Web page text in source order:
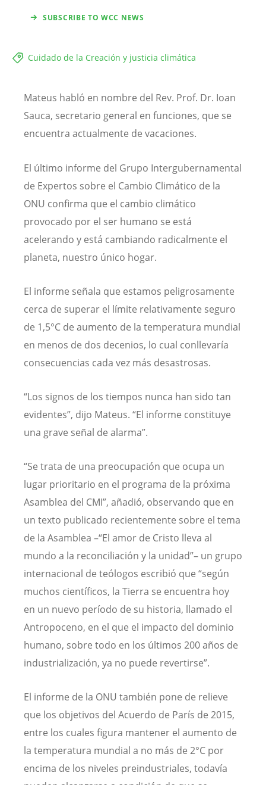
SUBSCRIBE TO WCC NEWS
Cuidado de la Creación y justicia climática
Mateus habló en nombre del Rev. Prof. Dr. Ioan
Sauca, secretario general en funciones, que se
encuentra actualmente de vacaciones.
El último informe del Grupo Intergubernamental
de Expertos sobre el Cambio Climático de la
ONU confirma que el cambio climático
provocado por el ser humano se está
acelerando y está cambiando radicalmente el
planeta, nuestro único hogar.
El informe señala que estamos peligrosamente
cerca de superar el límite relativamente seguro
de 1,5°C de aumento de la temperatura mundial
en menos de dos decenios, lo cual conllevaría
consecuencias cada vez más desastrosas.
“Los signos de los tiempos nunca han sido tan
evidentes”, dijo Mateus. “El informe constituye
una grave señal de alarma”.
“Se trata de una preocupación que ocupa un
lugar prioritario en el programa de la próxima
Asamblea del CMI”, añadió, observando que en
un texto publicado recientemente sobre el tema
de la Asamblea –“El amor de Cristo lleva al
mundo a la reconciliación y la unidad”– un grupo
internacional de teólogos escribió que “según
muchos científicos, la Tierra se encuentra hoy
en un nuevo período de su historia, llamado el
Antropoceno, en el que el impacto del dominio
humano, sobre todo en los últimos 200 años de
industrialización, ya no puede revertirse”.
El informe de la ONU también pone de relieve
que los objetivos del Acuerdo de París de 2015,
entre los cuales figura mantener el aumento de
la temperatura mundial a no más de 2°C por
encima de los niveles preindustriales, todavía